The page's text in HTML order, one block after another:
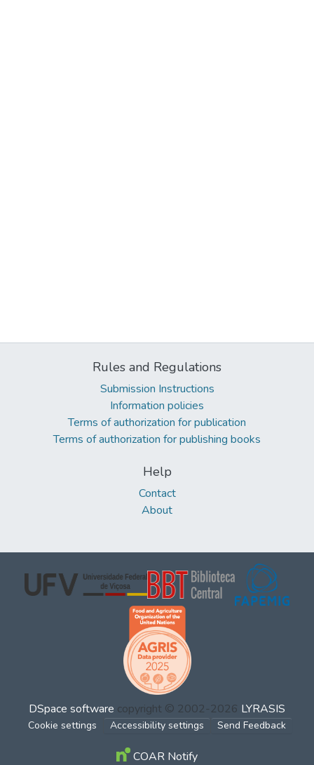
Rules and Regulations
Submission Instructions
Information policies
Terms of authorization for publication
Terms of authorization for publishing books
Help
Contact
About
DSpace software copyright © 2002-2026 LYRASIS
Cookie settings Accessibility settings Send Feedback
COAR Notify